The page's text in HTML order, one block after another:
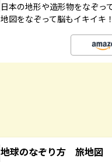
日本の地形や造形物をなぞっ
地図をなぞって脳もイキイキ！
地球のなぞり方 旅地図